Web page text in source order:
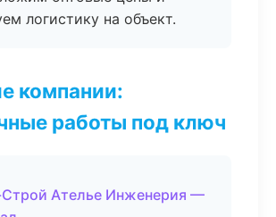
логистику на объект.
компании:
работы под ключ
Ателье Инженерия —